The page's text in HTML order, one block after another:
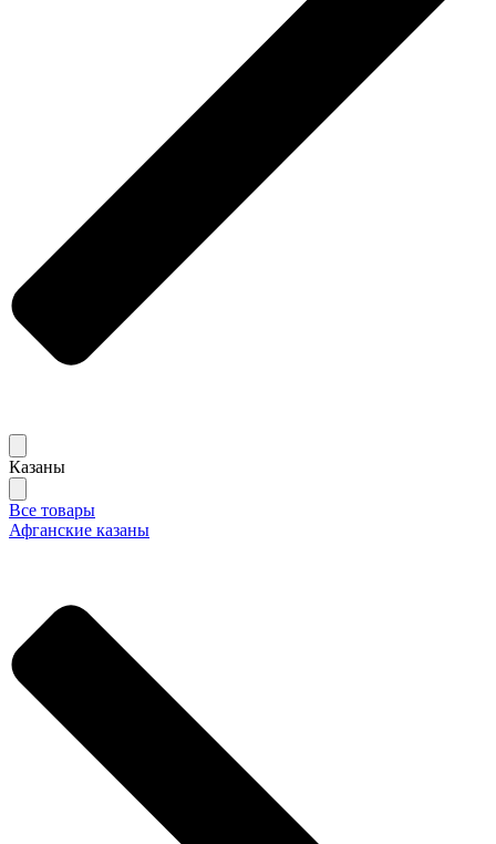
Казаны
Все товары
Афганские казаны